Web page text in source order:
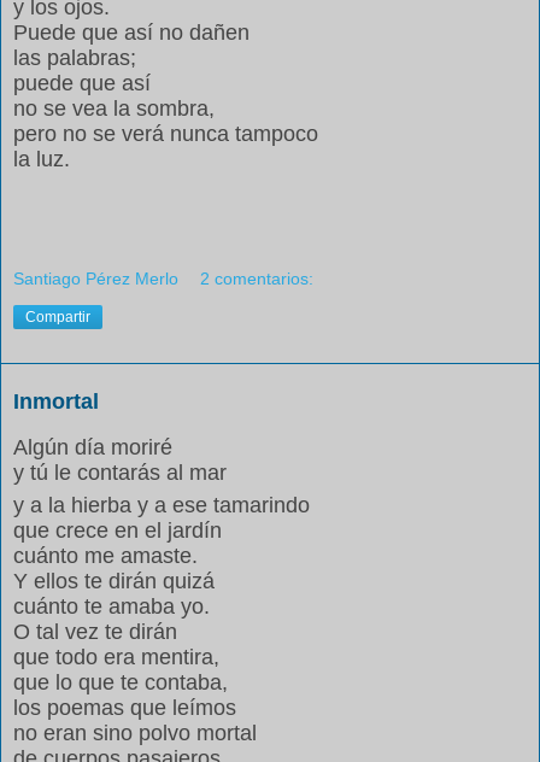
y los ojos.
Puede que así no dañen
las palabras;
puede que así
no se vea la sombra,
pero no se verá nunca tampoco
la luz.
Santiago Pérez Merlo 2 comentarios:
Compartir
Inmortal
Algún día moriré
y tú le contarás al mar
y a la hierba y a ese tamarindo
que crece en el jardín
cuánto me amaste.
Y ellos te dirán quizá
cuánto te amaba yo.
O tal vez te dirán
que todo era mentira,
que lo que te contaba,
los poemas que leímos
no eran sino polvo mortal